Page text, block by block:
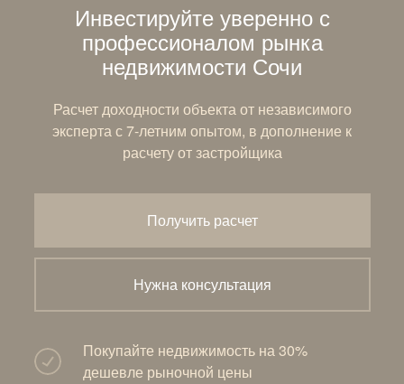
Расчет доходности объекта от независимого
эксперта с 7-летним опытом, в дополнение к
расчету от застройщика
Инвестируйте уверенно с
профессионалом рынка
недвижимости Сочи
Нужна консультация
Получить расчет
Покупайте недвижимость на 30%
дешевле рыночной цены